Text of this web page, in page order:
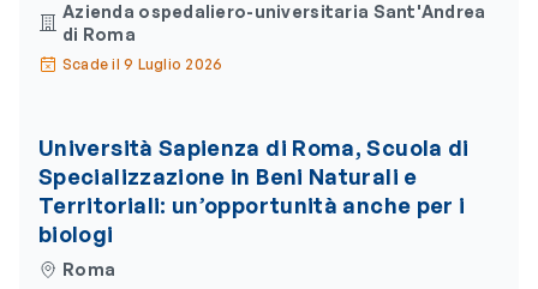
Azienda ospedaliero-universitaria Sant'Andrea
di Roma
Scade il 9 Luglio 2026
Università Sapienza di Roma, Scuola di
Specializzazione in Beni Naturali e
Territoriali: un’opportunità anche per i
biologi
Roma